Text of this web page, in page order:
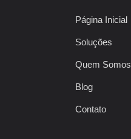
Página Inicial
Soluções
Quem Somos
Blog
Contato